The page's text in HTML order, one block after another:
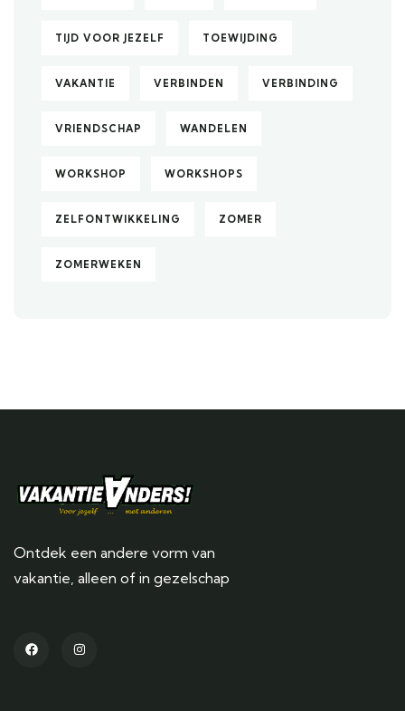
TIJD VOOR JEZELF TOEWIJDING
VAKANTIE VERBINDEN VERBINDING
VRIENDSCHAP WANDELEN
WORKSHOP WORKSHOPS
ZELFONTWIKKELING ZOMER
ZOMERWEKEN
Ontdek een andere vorm van
vakantie, alleen of in gezelschap